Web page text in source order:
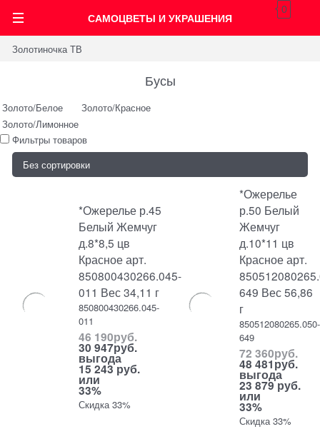
САМОЦВЕТЫ И УКРАШЕНИЯ
0
Золотиночка ТВ
Бусы
Золото/Белое
Золото/Красное
Золото/Лимонное
Фильтры товаров
*Ожерелье р.45
Белый Жемчуг
д.8*8,5 цв
Красное арт.
850800430266.045-
011 Вес 34,11 г
850800430266.045-
011
46 190руб.
30 947руб.
выгода
15 243 руб.
или
33%
Скидка 33%
*Ожерелье
р.50 Белый
Жемчуг
д.10*11 цв
Красное арт.
649 Вес 56,86
г
850512080265.050-
649
72 360руб.
48 481руб.
выгода
23 879 руб.
или
33%
Скидка 33%